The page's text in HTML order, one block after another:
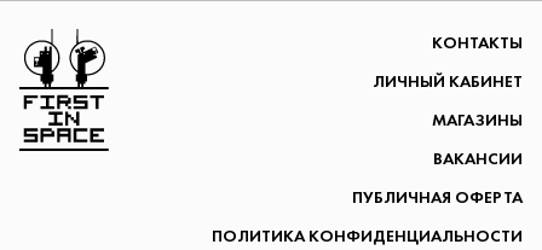
Перейти на главную
КОНТАКТЫ
ЛИЧНЫЙ КАБИНЕТ
МАГАЗИНЫ
ВАКАНСИИ
ПУБЛИЧНАЯ ОФЕРТА
ПОЛИТИКА КОНФИДЕНЦИАЛЬНОСТИ